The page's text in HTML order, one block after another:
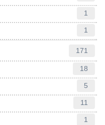
1
1
171
18
5
11
1